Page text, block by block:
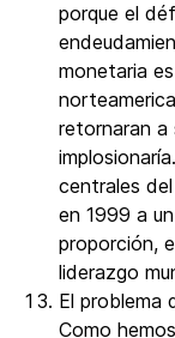
porque el
monetaria
retornaran a
centrales
en 1999 a
proporción,
liderazgo
El problema
Como